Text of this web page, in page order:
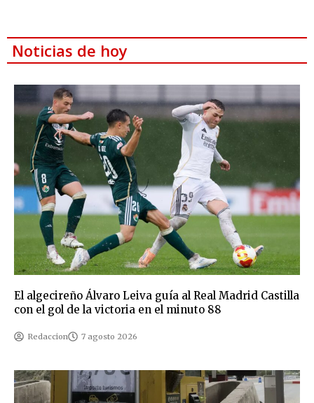
Noticias de hoy
El algecireño Álvaro Leiva guía al Real Madrid Castilla
con el gol de la victoria en el minuto 88
Redaccion 7 agosto 2026